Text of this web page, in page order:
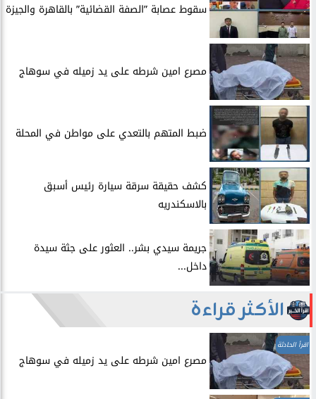
سقوط عصابة ”الصفة القضائية” بالقاهرة والجيزة
مصرع امين شرطه على يد زميله في سوهاج
​ضبط المتهم بالتعدي على مواطن في المحلة
​كشف حقيقة سرقة سيارة رئيس أسبق
بالاسكندريه
​جريمة سيدي بشر.. العثور على جثة سيدة
داخل...
الأكثر قراءة
اقرأ الحادثة
مصرع امين شرطه على يد زميله في سوهاج